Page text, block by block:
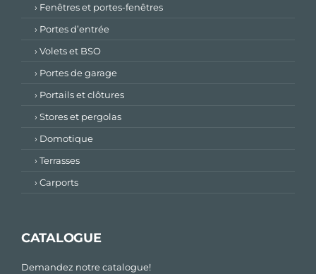
› Fenêtres et portes-fenêtres
› Portes d’entrée
› Volets et BSO
› Portes de garage
› Portails et clôtures
› Stores et pergolas
› Domotique
› Terrasses
› Carports
CATALOGUE
Demandez notre catalogue!